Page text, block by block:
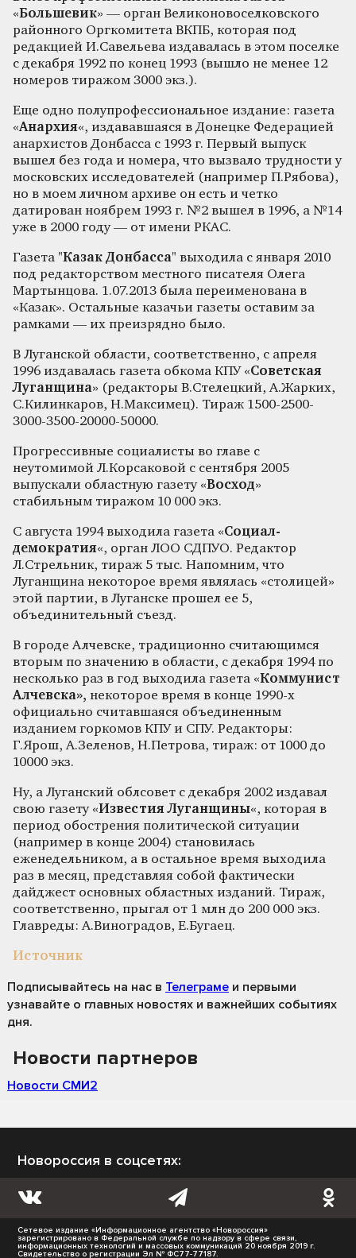
«Большевик» — орган Великоновоселковского
районного Оргкомитета ВКПБ, которая под
редакцией И.Савельева издавалась в этом поселке
с декабря 1992 по конец 1993 (вышло не менее 12
номеров тиражом 3000 экз.).
Еще одно полупрофессиональное издание: газета
«Анархия«, издававшаяся в Донецке Федерацией
анархистов Донбасса с 1993 г. Первый выпуск
вышел без года и номера, что вызвало трудности у
московских исследователей (например П.Рябова),
но в моем личном архиве он есть и четко
датирован ноябрем 1993 г. №2 вышел в 1996, а №14
уже в 2000 году — от имени РКАС.
Газета "Казак Донбасса" выходила с января 2010
под редакторством местного писателя Олега
Мартынцова. 1.07.2013 была переименована в
«Казак». Остальные казачьи газеты оставим за
рамками — их преизрядно было.
В Луганской области, соответственно, с апреля
1996 издавалась газета обкома КПУ «Советская
Луганщина» (редакторы В.Стелецкий, А.Жарких,
С.Килинкаров, Н.Максимец). Тираж 1500-2500-
3000-3500-20000-50000.
Прогрессивные социалисты во главе с
неутомимой Л.Корсаковой с сентября 2005
выпускали областную газету «Восход»
стабильным тиражом 10 000 экз.
С августа 1994 выходила газета «Социал-
демократия«, орган ЛОО СДПУО. Редактор
Л.Стрельник, тираж 5 тыс. Напомним, что
Луганщина некоторое время являлась «столицей»
этой партии, в Луганске прошел ее 5,
объединительный съезд.
В городе Алчевске, традиционно считающимся
вторым по значению в области, с декабря 1994 по
несколько раз в год выходила газета «Коммунист
Алчевска», некоторое время в конце 1990-х
официально считавшаяся объединенным
изданием горкомов КПУ и СПУ. Редакторы:
Г.Ярош, А.Зеленов, Н.Петрова, тираж: от 1000 до
10000 экз.
Ну, а Луганский облсовет с декабря 2002 издавал
свою газету «Известия Луганщины«, которая в
период обострения политической ситуации
(например в конце 2004) становилась
еженедельником, а в остальное время выходила
раз в месяц, представляя собой фактически
дайджест основных областных изданий. Тираж,
соответственно, прыгал от 1 млн до 200 000 экз.
Главреды: А.Виноградов, Е.Бугаец.
Источник
Подписывайтесь на нас в Телеграме и первыми
узнавайте о главных новостях и важнейших событиях
дня.
Новости партнеров
Новости СМИ2
Новороссия в соцсетях:
Сетевое издание «Информационное агентство «Новороссия»
зарегистрировано в Федеральной службе по надзору в сфере связи,
информационных технологий и массовых коммуникаций 20 ноября 2019 г.
Свидетельство о регистрации Эл № ФС77-77187.